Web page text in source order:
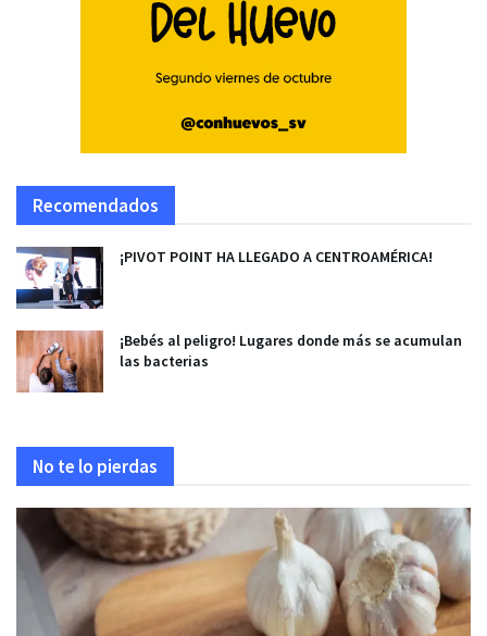
Recomendados
¡PIVOT POINT HA LLEGADO A CENTROAMÉRICA!
¡Bebés al peligro! Lugares donde más se acumulan
las bacterias
No te lo pierdas